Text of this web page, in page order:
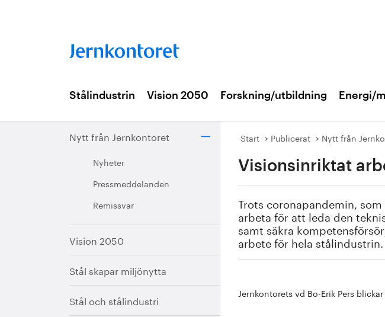
Stålindustrin Vision 2050 Forskning/utbildning Energi/
Nytt från Jernkontoret
Nyheter
Pressmeddelanden
Remissvar
Vision 2050
Stål skapar miljönytta
Stål och stålindustri
Start Publicerat Nytt från
Visionsinriktat
Trots coronapandemin,
arbeta för att leda den
samt säkra
arbete för hela stålindustrin.
Jernkontorets vd Bo-Erik Pers